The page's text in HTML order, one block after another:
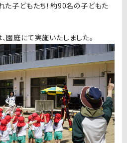
た子どもたち！約90名の子どもた
園庭にて実施いたしました。